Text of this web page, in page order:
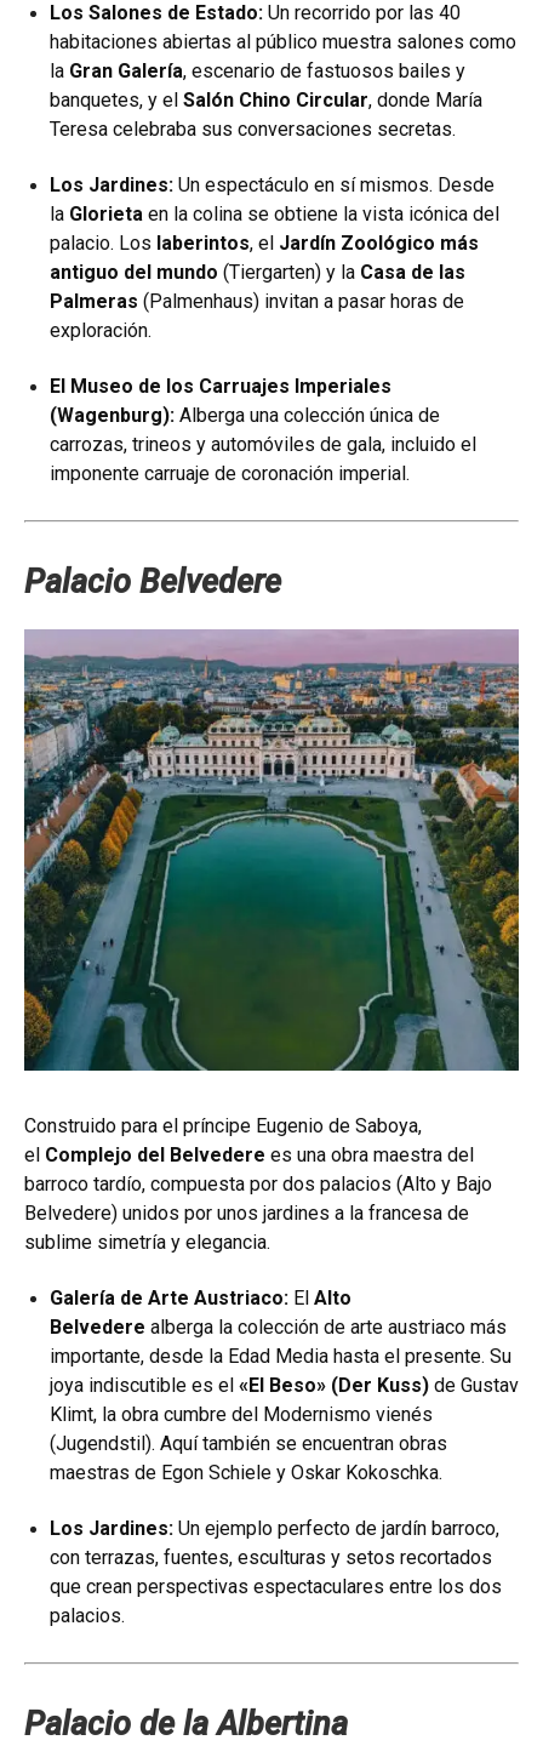
Los Salones de Estado: Un recorrido por las 40
habitaciones abiertas al público muestra salones como
la Gran Galería, escenario de fastuosos bailes y
banquetes, y el Salón Chino Circular, donde María
Teresa celebraba sus conversaciones secretas.
Los Jardines: Un espectáculo en sí mismos. Desde
la Glorieta en la colina se obtiene la vista icónica del
palacio. Los laberintos, el Jardín Zoológico más
antiguo del mundo (Tiergarten) y la Casa de las
Palmeras (Palmenhaus) invitan a pasar horas de
exploración.
El Museo de los Carruajes Imperiales
(Wagenburg): Alberga una colección única de
carrozas, trineos y automóviles de gala, incluido el
imponente carruaje de coronación imperial.
Palacio Belvedere
Construido para el príncipe Eugenio de Saboya,
el Complejo del Belvedere es una obra maestra del
barroco tardío, compuesta por dos palacios (Alto y Bajo
Belvedere) unidos por unos jardines a la francesa de
sublime simetría y elegancia.
Galería de Arte Austriaco: El Alto
Belvedere alberga la colección de arte austriaco más
importante, desde la Edad Media hasta el presente. Su
joya indiscutible es el «El Beso» (Der Kuss) de Gustav
Klimt, la obra cumbre del Modernismo vienés
(Jugendstil). Aquí también se encuentran obras
maestras de Egon Schiele y Oskar Kokoschka.
Los Jardines: Un ejemplo perfecto de jardín barroco,
con terrazas, fuentes, esculturas y setos recortados
que crean perspectivas espectaculares entre los dos
palacios.
Palacio de la Albertina